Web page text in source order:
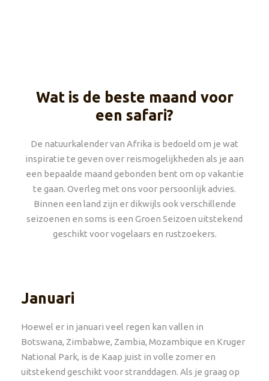
Wat is de beste maand voor
een safari?
De natuurkalender van Afrika is bedoeld om je wat
inspiratie te geven over reismogelijkheden als je aan
een bepaalde maand gebonden bent om op vakantie
te gaan. Overleg met ons voor persoonlijk advies.
Binnen een land zijn er dikwijls ook verschillende
seizoenen en soms is een Groen Seizoen uitstekend
geschikt voor vogelaars en rustzoekers.
Januari
Hoewel er in januari veel regen kan vallen in
Botswana, Zimbabwe, Zambia, Mozambique en Kruger
National Park, is de Kaap juist in volle zomer en
uitstekend geschikt voor stranddagen. Als je graag op